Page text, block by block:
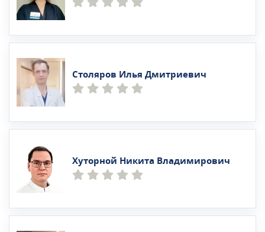
Столяров Илья Дмитриевич
Хуторной Никита Владимирович